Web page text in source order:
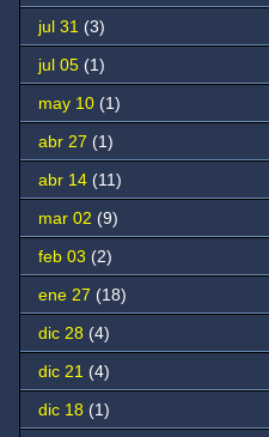
jul 31 (3)
jul 05 (1)
may 10 (1)
abr 27 (1)
abr 14 (11)
mar 02 (9)
feb 03 (2)
ene 27 (18)
dic 28 (4)
dic 21 (4)
dic 18 (1)